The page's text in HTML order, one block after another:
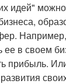
идей"
ее в своем
прибыль.